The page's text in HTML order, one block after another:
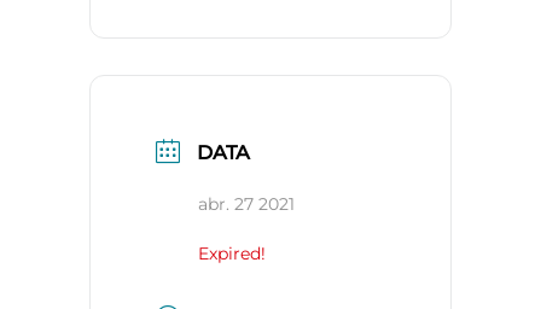
DATA
abr. 27 2021
Expired!